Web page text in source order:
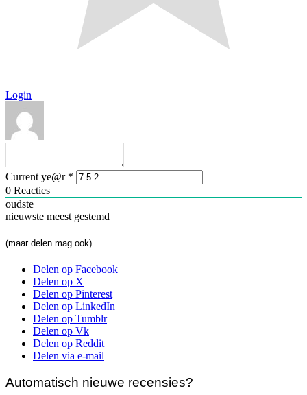
Login
Current ye@r *
0 Reacties
oudste
nieuwste meest gestemd
(maar delen mag ook)
Delen op Facebook
Delen op X
Delen op Pinterest
Delen op LinkedIn
Delen op Tumblr
Delen op Vk
Delen op Reddit
Delen via e-mail
Automatisch nieuwe recensies?